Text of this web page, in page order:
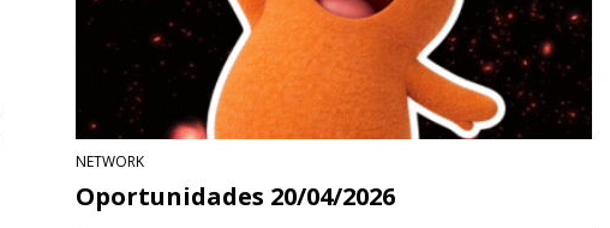
NETWORK
Oportunidades 20/04/2026